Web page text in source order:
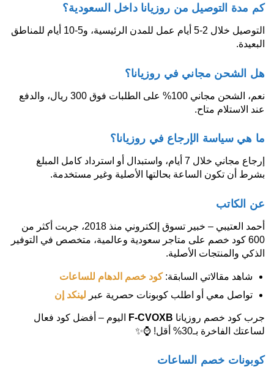
كم مدة التوصيل من روزيانا داخل السعودية؟
التوصيل خلال 2-5 أيام عمل للمدن الرئيسية، و5-10 أيام للمناطق
البعيدة.
هل الشحن مجاني في روزيانا؟
نعم، الشحن مجاني 100% على الطلبات فوق 300 ريال، والدفع
عند الاستلام متاح.
ما هي سياسة الإرجاع في روزيانا؟
إرجاع مجاني خلال 7 أيام، واستبدال أو استرداد كامل المبلغ
بشرط أن تكون الساعة بحالتها الأصلية وغير مستخدمة.
عن الكاتب
أحمد العتيبي – خبير تسوق إلكتروني منذ 2018، جربت أكثر من
600 كود خصم على متاجر سعودية وعالمية، متخصص في التوفير
الذكي والمنتجات الأصلية.
شاهد مقالاتي السابقة:كود خصم الدهام للساعات
تواصل معي أو اطلب كوبونات حصرية عبر لينكد إن
جرب كود خصم روزيانا F-CVOXB
اليوم – أفضل كود فعال
لساعتك الفاخرة بـ30% أقل! ⌚✨
كوبونات خصم الساعات